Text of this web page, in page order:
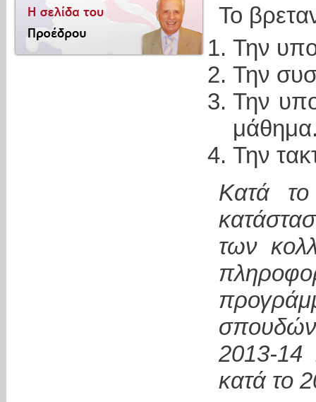
Το
Την
Την
Την
Την
Κατά το
των
2013-14
κατά το